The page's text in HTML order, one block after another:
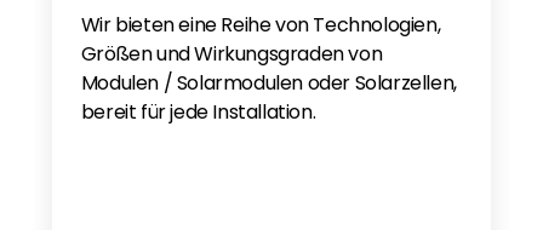
Wir bieten eine Reihe von Technologien,
Größen und Wirkungsgraden von
Modulen / Solarmodulen oder Solarzellen,
bereit für jede Installation.